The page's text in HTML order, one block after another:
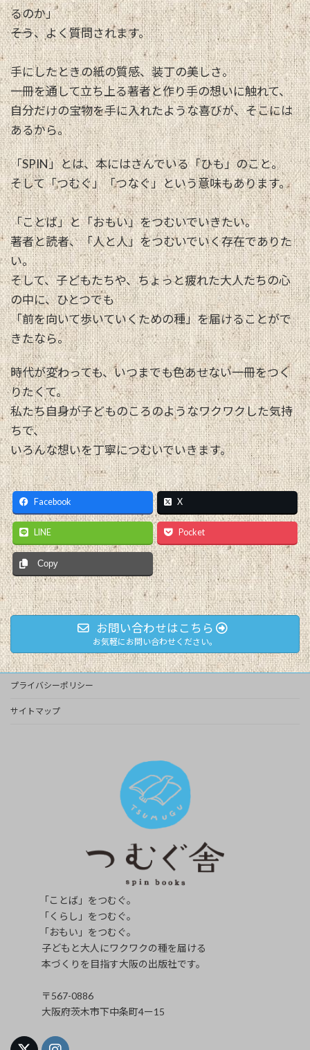
るのか」
――そう、よく質問されます。
手にしたときの紙の質感、装丁の美しさ。
一冊を通して立ち上る著者と作り手の想いに触れて、
自分だけの宝物を手に入れたような喜びが、そこには
あるから。
「SPIN」とは、本にはさんでいる「ひも」のこと。
そして「つむぐ」「つなぐ」という意味もあります。
「ことば」と「おもい」をつむいでいきたい。
著者と読者、「人と人」をつむいでいく存在でありた
い。
そして、子どもたちや、ちょっと疲れた大人たちの心
の中に、ひとつでも
「前を向いて歩いていくための種」を届けることがで
きたなら。
時代が変わっても、いつまでも色あせない一冊をつく
りたくて。
私たち自身が子どものころのようなワクワクした気持
ちで、
いろんな想いを丁寧につむいでいきます。
Facebook X
LINE Pocket
Copy
お問い合わせはこちら
お気軽にお問い合わせください。
プライバシーポリシー
サイトマップ
「ことば」をつむぐ。
「くらし」をつむぐ。
「おもい」をつむぐ。
子どもと大人にワクワクの種を届ける
本づくりを目指す大阪の出版社です。
〒567-0886
大阪府茨木市下中条町4ー15